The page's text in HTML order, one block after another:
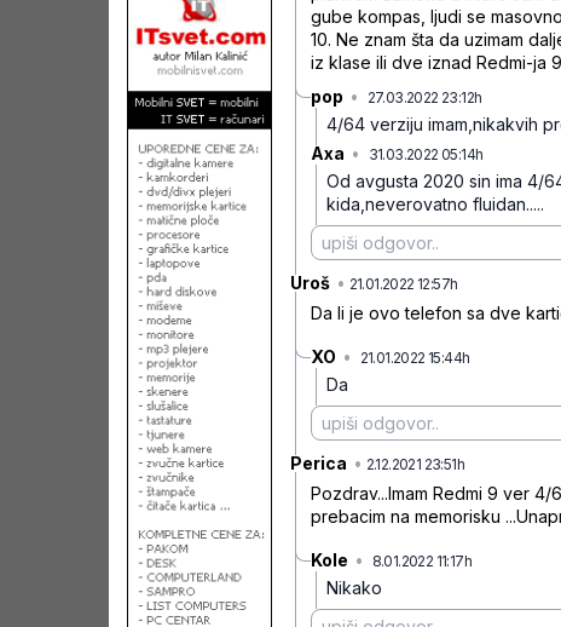
gube kompas, ljudi se
10. Ne znam šta da uzimam
iz klase ili dve iznad Redmi-ja
pop • 27.03.2022 23:12h
4/64 verziju imam,nikakvih
Axa • 31.03.2022 05:14h
Od avgusta 2020 sin ima 4/
kida,neverovatno fluidan.....
Uroš • 21.01.2022 12:57h
Da li je ovo telefon sa dve
XO • 21.01.2022 15:44h
Da
Perica • 2.12.2021 23:51h
Pozdrav...Imam Redmi 9 ver
prebacim na memorisku
Kole • 8.01.2022 11:17h
Nikako